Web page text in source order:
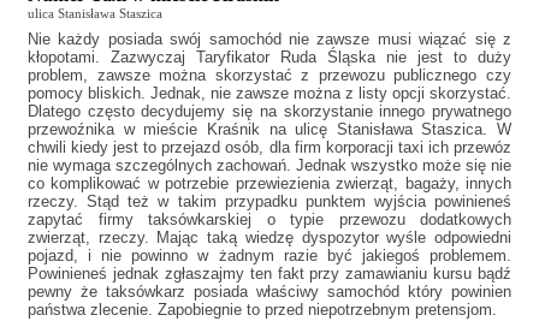
ulica Stanisława Staszica
Nie każdy posiada swój samochód nie zawsze musi wiązać się z
kłopotami. Zazwyczaj Taryfikator Ruda Śląska
nie jest to duży
problem, zawsze można skorzystać z przewozu publicznego czy
pomocy bliskich. Jednak, nie zawsze można z listy opcji skorzystać.
Dlatego często decydujemy się na skorzystanie innego prywatnego
przewoźnika w mieście Kraśnik na ulicę Stanisława Staszica. W
chwili kiedy jest to przejazd osób, dla firm korporacji taxi ich przewóz
nie wymaga szczególnych zachowań. Jednak wszystko może się nie
co komplikować w potrzebie przewiezienia zwierząt, bagaży, innych
rzeczy. Stąd też w takim przypadku punktem wyjścia powinieneś
zapytać firmy taksówkarskiej o typie przewozu dodatkowych
zwierząt, rzeczy. Mając taką wiedzę dyspozytor wyśle odpowiedni
pojazd, i nie powinno w żadnym razie być jakiegoś problemem.
Powinieneś jednak zgłaszajmy ten fakt przy zamawianiu kursu bądź
pewny że taksówkarz posiada właściwy samochód który powinien
państwa zlecenie. Zapobiegnie to przed niepotrzebnym pretensjom.